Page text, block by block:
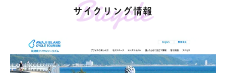
サイクリング情報
Bicycle